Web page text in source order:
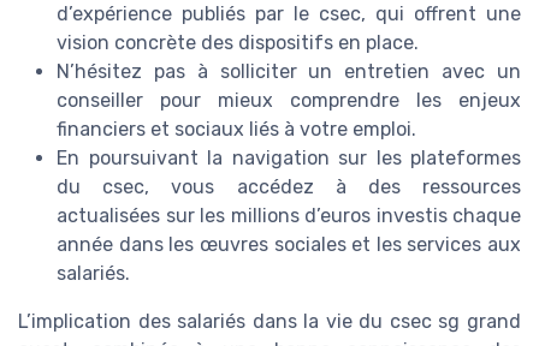
d’expérience publiés par le csec, qui offrent une
vision concrète des dispositifs en place.
N’hésitez pas à solliciter un entretien avec un
conseiller pour mieux comprendre les enjeux
financiers et sociaux liés à votre emploi.
En poursuivant la navigation sur les plateformes
du csec, vous accédez à des ressources
actualisées sur les millions d’euros investis chaque
année dans les œuvres sociales et les services aux
salariés.
L’implication des salariés dans la vie du csec sg grand